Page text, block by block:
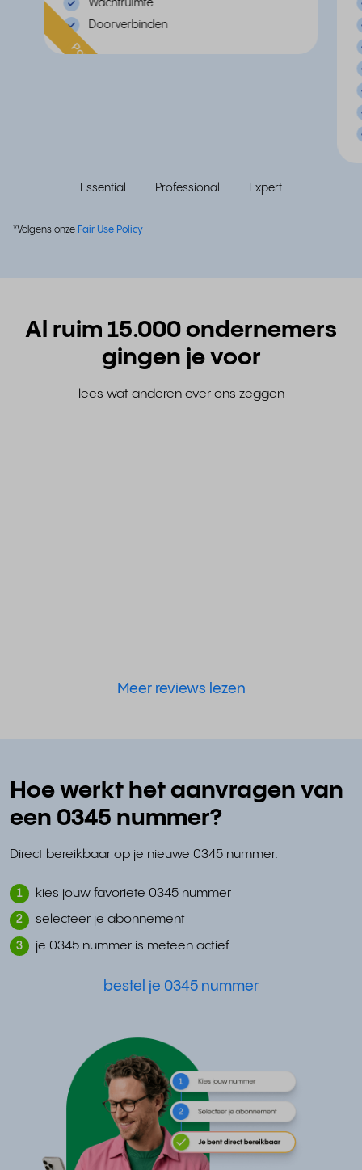
Wachtruimte
Doorverbinden
Populair
Essential Professional Expert
*Volgens onze Fair Use Policy
Al ruim 15.000 ondernemers
gingen je voor
lees wat anderen over ons zeggen
Meer reviews lezen
Hoe werkt het aanvragen van
een 0345 nummer?
Direct bereikbaar op je nieuwe 0345 nummer.
1 kies jouw favoriete 0345 nummer
2 selecteer je abonnement
3 je 0345 nummer is meteen actief
bestel je 0345 nummer